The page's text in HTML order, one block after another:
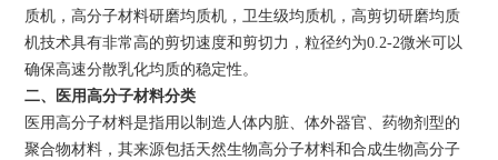
质机，高分子材料研磨均质机，卫生级均质机，高剪切研磨均质
机技术具有非常高的剪切速度和剪切力，粒径约为0.2-2微米可以
确保高速分散乳化均质的稳定性。
二、医用高分子材料分类
医用高分子材料是指用以制造人体内脏、体外器官、药物剂型的
聚合物材料，其来源包括天然生物高分子材料和合成生物高分子